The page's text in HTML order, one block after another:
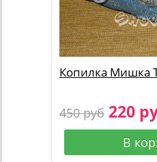
Копилка Мишка
450 руб 220
В